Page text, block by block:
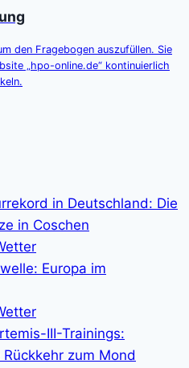
den Fragebogen auszufüllen. Sie
„hpo-online.de“ kontinuierlich
in Deutschland: Die
in Coschen
Europa im
III-Trainings:
zum Mond